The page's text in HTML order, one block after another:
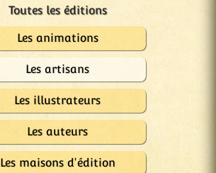
Les animations
Les artisans
Les illustrateurs
Les auteurs
Les maisons d'édition